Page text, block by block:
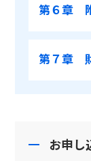
第６章
第７章
お申し